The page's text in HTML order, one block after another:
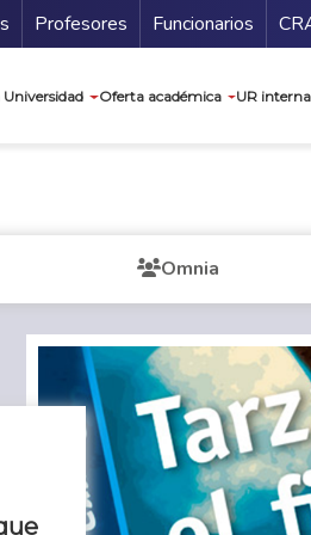
Profesores Funcionarios
Universidad Oferta académica UR
Omnia